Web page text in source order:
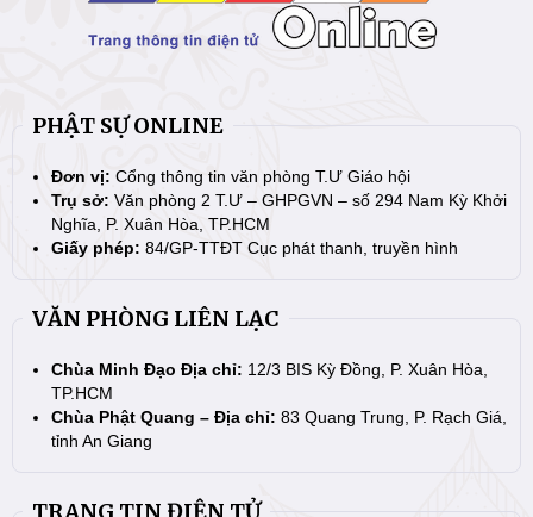
PHẬT SỰ ONLINE
Đơn vị: Cổng thông tin văn phòng T.Ư Giáo hội
Trụ sở: Văn phòng 2 T.Ư – GHPGVN – số 294 Nam Kỳ Khởi
Nghĩa, P. Xuân Hòa, TP.HCM
Giấy phép: 84/GP-TTĐT Cục phát thanh, truyền hình
VĂN PHÒNG LIÊN LẠC
Chùa Minh Đạo Địa chỉ: 12/3 BIS Kỳ Đồng, P. Xuân Hòa,
TP.HCM
Chùa Phật Quang – Địa chỉ: 83 Quang Trung, P. Rạch Giá,
tỉnh An Giang